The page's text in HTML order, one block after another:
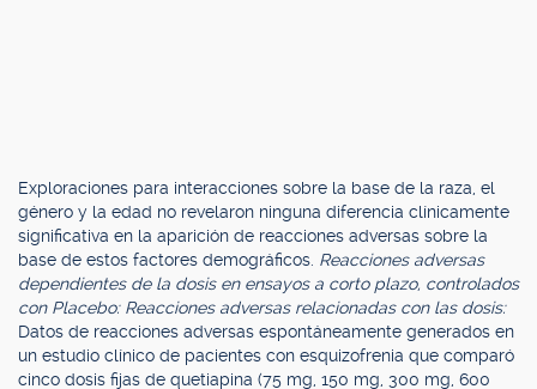
Exploraciones para interacciones sobre la base de la raza, el
género y la edad no revelaron ninguna diferencia clínicamente
significativa en la aparición de reacciones adversas sobre la
base de estos factores demográficos. Reacciones adversas
dependientes de la dosis en ensayos a corto plazo, controlados
con Placebo: Reacciones adversas relacionadas con las dosis:
Datos de reacciones adversas espontáneamente generados en
un estudio clínico de pacientes con esquizofrenia que comparó
cinco dosis fijas de quetiapina (75 mg, 150 mg, 300 mg, 600